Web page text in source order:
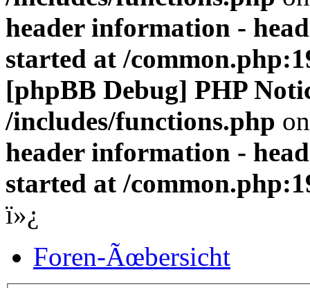
header information -
started at /
[phpBB Debug] PHP
/includes/functions.php
header information -
started at /
ï»¿
Foren-Ãœbersicht